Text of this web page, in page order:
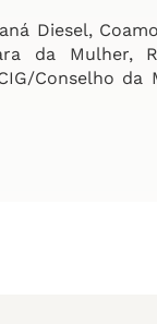
Diesel,
da Mulher,
Conselho da